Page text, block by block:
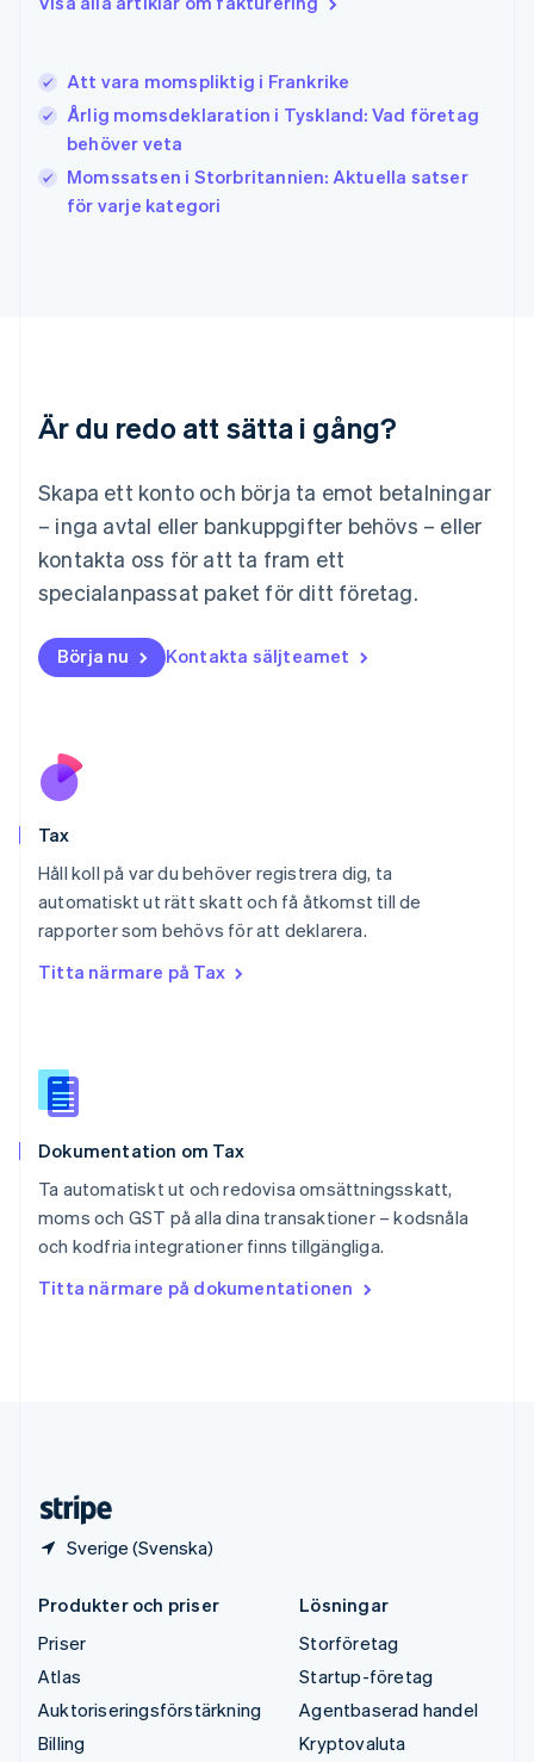
Att vara momspliktig i Frankrike
Årlig momsdeklaration i Tyskland: Vad företag
behöver veta
Momssatsen i Storbritannien: Aktuella satser
för varje kategori
Är du redo att sätta i gång?
Skapa ett konto och börja ta emot betalningar
– inga avtal eller bankuppgifter behövs – eller
kontakta oss för att ta fram ett
specialanpassat paket för ditt företag.
Börja nu Kontakta säljteamet
Tax
Håll koll på var du behöver registrera dig, ta
automatiskt ut rätt skatt och få åtkomst till de
rapporter som behövs för att deklarera.
Titta närmare på Tax
Dokumentation om Tax
Ta automatiskt ut och redovisa omsättningsskatt,
moms och GST på alla dina transaktioner – kodsnåla
och kodfria integrationer finns tillgängliga.
Titta närmare på dokumentationen
Sverige (Svenska)
Irland
ItalianoEnglish
Japan
日本語
EnglishFrançais
Kroatien
FrançaisDeutschEnglish
Malta
English
Mexiko
Español English
Nederländerna
Norge
English
English
Portugal
Schweiz
DeutschFrançaisItalianoEnglish
Singapore
Slovakien
Spanien
Español
English
Sverige
Thailand
ไทยEnglish
English
Produkter och priser
Priser
Atlas
Auktoriseringsförstärkning
Billing
Lösningar
Storföretag
Startup-företag
Agentbaserad handel
Kryptovaluta